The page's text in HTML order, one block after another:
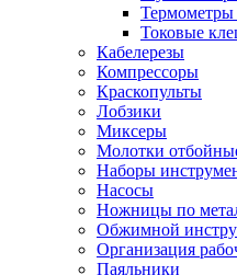
Токовые
Кабелерезы
Компрессоры
Краскопульты
Лобзики
Миксеры
Молотки
Наборы
Насосы
Ножницы по
Обжимной
Организация
Паяльники